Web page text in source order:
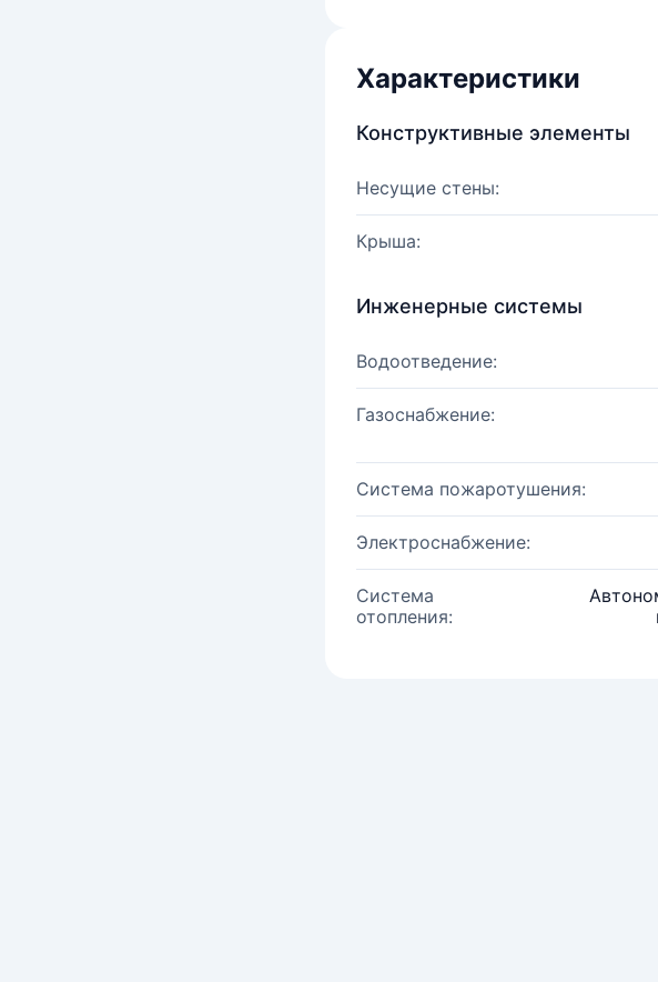
Характеристики
Конструктивные элементы
Несущие стены:
Крыша:
Инженерные системы
Водоотведение:
Газоснабжение:
Система пожаротушения:
Электроснабжение:
Система
отопления: